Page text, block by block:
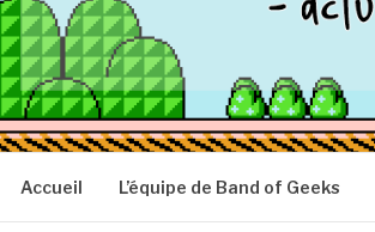
BAND OF
Actu Geek d'hier et d'aujourd'hui
Accueil L’équipe de Band of Geeks